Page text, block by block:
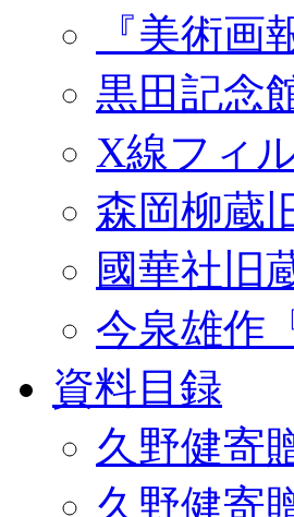
『美術
黒田記念
X線フィ
森岡柳蔵
國華社旧
今泉雄作
資料目録
久野健寄
久野健寄